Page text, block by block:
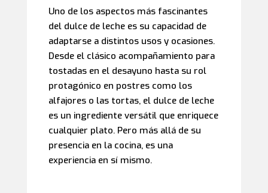
Uno de los aspectos más fascinantes
del dulce de leche es su capacidad de
adaptarse a distintos usos y ocasiones.
Desde el clásico acompañamiento para
tostadas en el desayuno hasta su rol
protagónico en postres como los
alfajores o las tortas, el dulce de leche
es un ingrediente versátil que enriquece
cualquier plato. Pero más allá de su
presencia en la cocina, es una
experiencia en sí mismo.